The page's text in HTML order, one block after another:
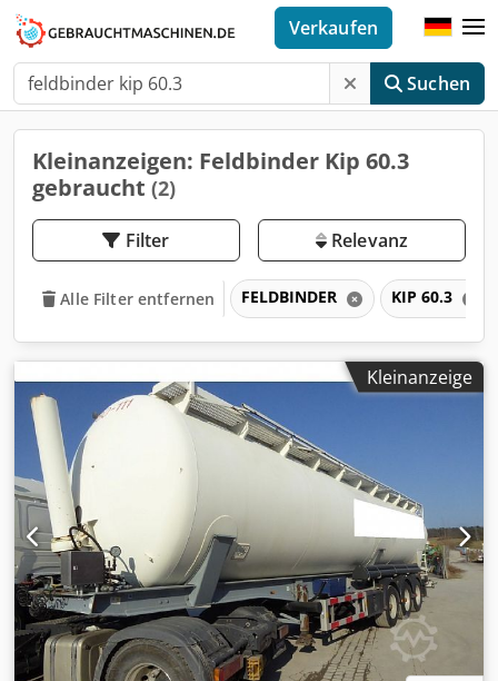
Suchen
Verkaufen
Kleinanzeigen: Feldbinder Kip 60.3
gebraucht (2)
Filter Relevanz
Alle Filter entfernen FELDBINDER KIP 60.3
Kleinanzeige